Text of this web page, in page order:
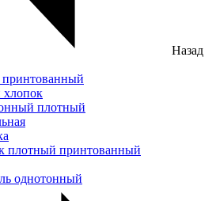
Назад
принтованный
плотный
плотный принтованный
однотонный